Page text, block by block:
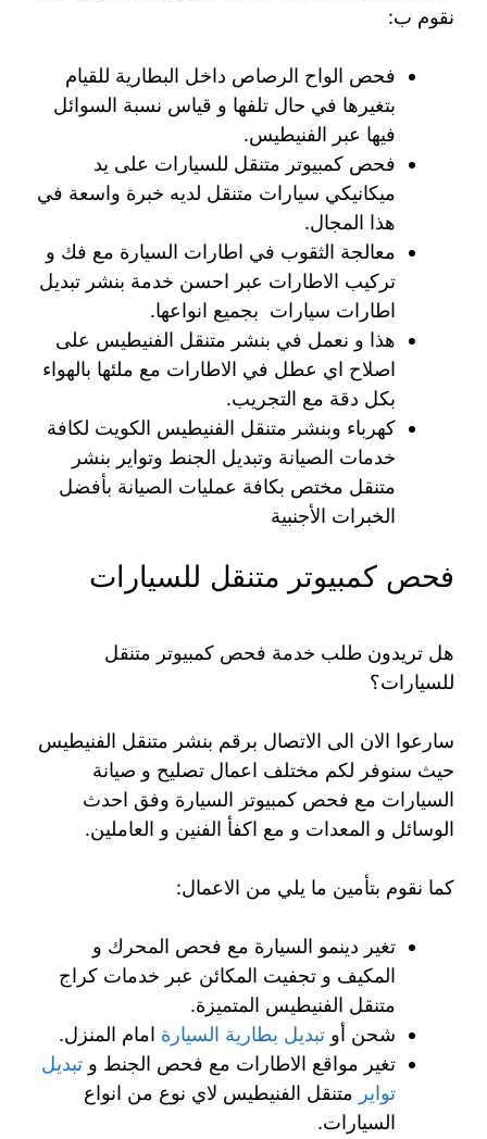
نقوم ب:
فحص الواح الرصاص داخل البطارية للقيام
بتغيرها في حال تلفها و قياس نسبة السوائل
فيها عبر الفنيطيس.
فحص كمبيوتر متنقل للسيارات على يد
ميكانيكي سيارات متنقل لديه خبرة واسعة في
هذا المجال.
معالجة الثقوب في اطارات السيارة مع فك و
تركيب الاطارات عبر احسن خدمة بنشر تبديل
اطارات سيارات بجميع انواعها.
هذا و نعمل في بنشر متنقل الفنيطيس على
اصلاح اي عطل في الاطارات مع ملئها بالهواء
بكل دقة مع التجريب.
كهرباء وبنشر متنقل الفنيطيس الكويت لكافة
خدمات الصيانة وتبديل الجنط وتواير بنشر
متنقل مختص بكافة عمليات الصيانة بأفضل
الخبرات الأجنبية
فحص كمبيوتر متنقل للسيارات
هل تريدون طلب خدمة فحص كمبيوتر متنقل
للسيارات؟
سارعوا الان الى الاتصال برقم بنشر متنقل الفنيطيس
حيث سنوفر لكم مختلف اعمال تصليح و صيانة
السيارات مع فحص كمبيوتر السيارة وفق احدث
الوسائل و المعدات و مع اكفأ الفنين و العاملين.
كما نقوم بتأمين ما يلي من الاعمال:
تغير دينمو السيارة مع فحص المحرك و
المكيف و تجفيت المكائن عبر خدمات كراج
متنقل الفنيطيس المتميزة.
شحن أو تبديل بطارية السيارة امام المنزل.
تغير مواقع الاطارات مع فحص الجنط و تبديل
تواير متنقل الفنيطيس لاي نوع من انواع
السيارات.